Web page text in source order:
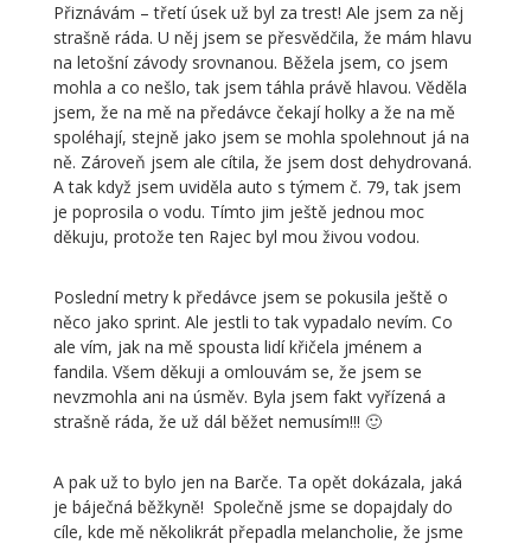
Přiznávám – třetí úsek už byl za trest! Ale jsem za něj
strašně ráda. U něj jsem se přesvědčila, že mám hlavu
na letošní závody srovnanou. Běžela jsem, co jsem
mohla a co nešlo, tak jsem táhla právě hlavou. Věděla
jsem, že na mě na předávce čekají holky a že na mě
spoléhají, stejně jako jsem se mohla spolehnout já na
ně. Zároveň jsem ale cítila, že jsem dost dehydrovaná.
A tak když jsem uviděla auto s týmem č. 79, tak jsem
je poprosila o vodu. Tímto jim ještě jednou moc
děkuju, protože ten Rajec byl mou živou vodou.
Poslední metry k předávce jsem se pokusila ještě o
něco jako sprint. Ale jestli to tak vypadalo nevím. Co
ale vím, jak na mě spousta lidí křičela jménem a
fandila. Všem děkuji a omlouvám se, že jsem se
nevzmohla ani na úsměv. Byla jsem fakt vyřízená a
strašně ráda, že už dál běžet nemusím!!! 🙂
A pak už to bylo jen na Barče. Ta opět dokázala, jaká
je báječná běžkyně! Společně jsme se dopajdaly do
cíle, kde mě několikrát přepadla melancholie, že jsme